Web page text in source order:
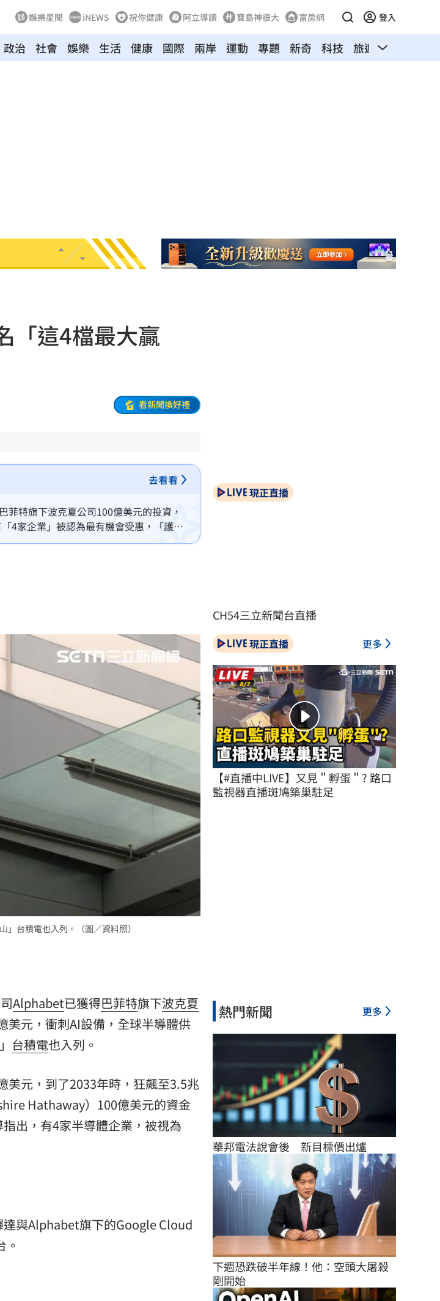
娛樂星聞 iNEWS 祝你健康 阿立導讀 寶島神很大 富房網 登入
政治 社會 娛樂 生活 健康 國際 兩岸 運動 專題 新奇 科技 旅遊 汽車
「這4檔最大贏
看新聞換好禮
去看看
特旗下波克夏公司100億美元的投資，
4家企業」被認為最有機會受惠，「護國
台積電也入列。（圖／資料照）
Alphabet已獲得巴菲特旗下波克夏
美元，衝刺AI設備，全球半導體供
」 台積電也入列。
美元，到了2033年時，狂飆至3.5兆
Hathaway）100億美元的資金
出，有4家半導體企業，被視為
與Alphabet旗下的Google Cloud
現正直播
CH54三立新聞台直播
現正直播 更多
【#直播中LIVE】又見＂孵蛋＂? 路口
監視器直播斑鳩築巢駐足
熱門新聞 更多
華邦電法說會後　新目標價出爐
下週恐跌破半年線！他：空頭大屠殺
剛開始